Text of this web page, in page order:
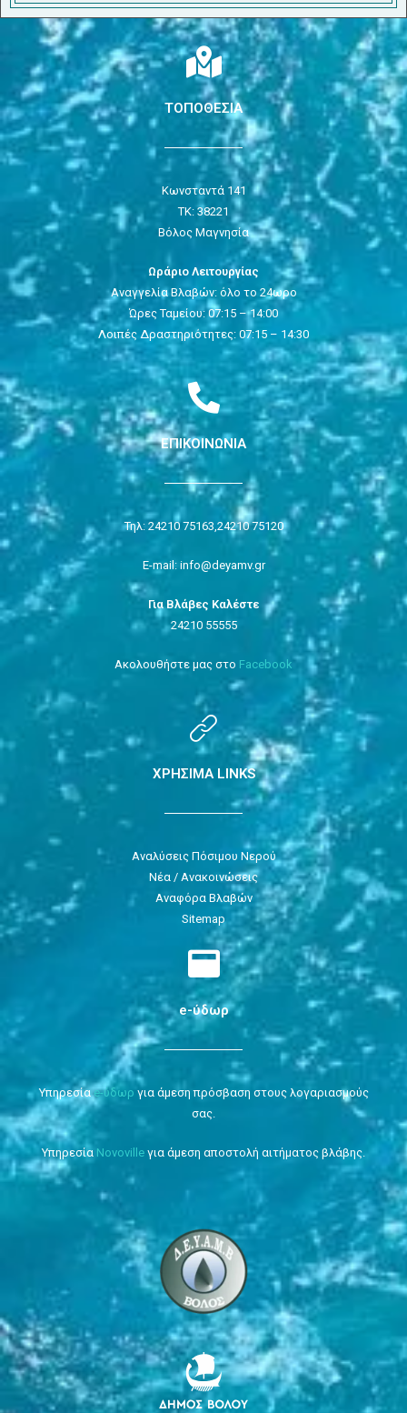
ΤΟΠΟΘΕΣΙΑ
Κωνσταντά 141
ΤΚ: 38221
Βόλος Μαγνησία
Ωράριο Λειτουργίας
Αναγγελία Βλαβών: όλο το 24ωρο
Ώρες Ταμείου: 07:15 – 14:00
Λοιπές Δραστηριότητες: 07:15 – 14:30
ΕΠΙΚΟΙΝΩΝΙΑ
Τηλ: 24210 75163, 24210 75120
E-mail: info@deyamv.gr
Για Βλάβες Καλέστε
24210 55555
Ακολουθήστε μας στο Facebook
ΧΡΗΣΙΜΑ LINKS
Αναλύσεις Πόσιμου Νερού
Νέα / Ανακοινώσεις
Αναφόρα Βλαβών
Sitemap
e-ύδωρ
Υπηρεσίαe-ύδωρ για άμεση πρόσβαση στους λογαριασμούς
σας.
Υπηρεσία Novoville για άμεση αποστολή αιτήματος βλάβης.